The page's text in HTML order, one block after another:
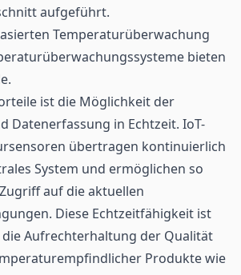
aufgeführt.
Temperaturüberwachung
bieten
ist die Möglichkeit der
Datenerfassung in Echtzeit. IoT-
übertragen kontinuierlich
System und ermöglichen so
auf die aktuellen
Diese Echtzeitfähigkeit ist
Aufrechterhaltung der Qualität
Produkte wie